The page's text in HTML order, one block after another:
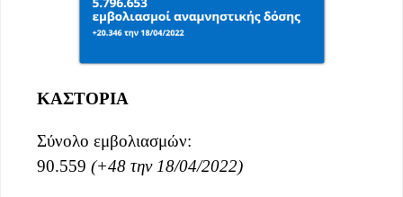
ΚΑΣΤΟΡΙΑ
Σύνολο εμβολιασμών:
90.559 (+48 την 18/04/2022)